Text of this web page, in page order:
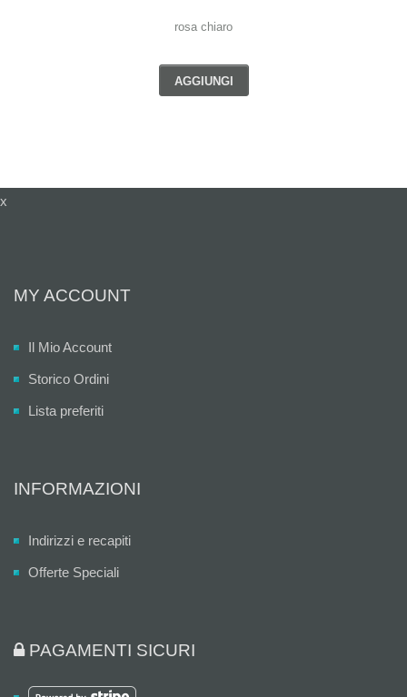
rosa chiaro
AGGIUNGI
x
MY ACCOUNT
Il Mio Account
Storico Ordini
Lista preferiti
INFORMAZIONI
Indirizzi e recapiti
Offerte Speciali
PAGAMENTI SICURI